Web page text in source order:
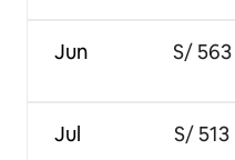
Jun
Jul
S/ 563
S/ 513